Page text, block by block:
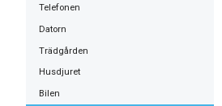
Telefonen
Datorn
Trädgården
Husdjuret
Bilen